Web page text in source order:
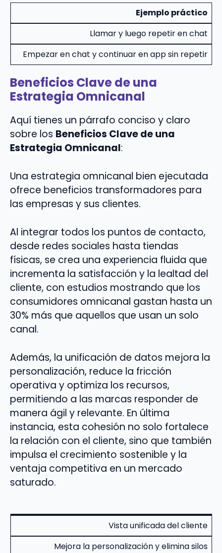
Ejemplo práctico
Llamar y luego repetir en chat
Empezar en chat y continuar en app sin repetir
Beneficios Clave de una
Estrategia Omnicanal
Aquí tienes un párrafo conciso y claro
sobre los Beneficios Clave de una
Estrategia Omnicanal:
Una estrategia omnicanal bien ejecutada
ofrece beneficios transformadores para
las empresas y sus clientes.
Al integrar todos los puntos de contacto,
desde redes sociales hasta tiendas
físicas, se crea una experiencia fluida que
incrementa la satisfacción y la lealtad del
cliente, con estudios mostrando que los
consumidores omnicanal gastan hasta un
30% más que aquellos que usan un solo
canal.
Además, la unificación de datos mejora la
personalización, reduce la fricción
operativa y optimiza los recursos,
permitiendo a las marcas responder de
manera ágil y relevante. En última
instancia, esta cohesión no solo fortalece
la relación con el cliente, sino que también
impulsa el crecimiento sostenible y la
ventaja competitiva en un mercado
saturado.
Vista unificada del cliente
Mejora la personalización y elimina silos